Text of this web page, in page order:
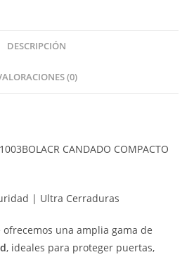
DESCRIPCIÓN
(0)
CANDADO COMPACTO
| Ultra Cerraduras
una amplia gama de
, ideales para proteger puertas,